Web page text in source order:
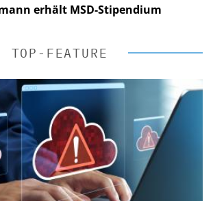
erhält MSD-Stipendium
TOP-FEATURE